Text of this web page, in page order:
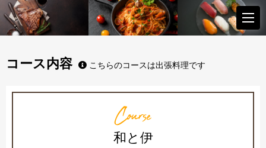
コース内容 こちらのコースは出張料理です
Course
和と伊